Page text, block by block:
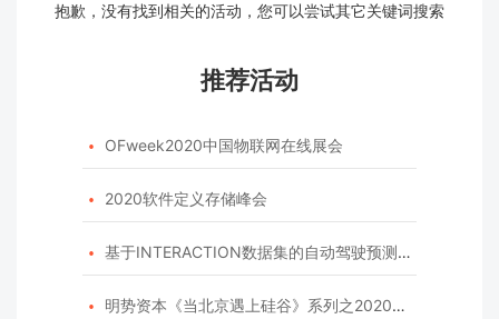
抱歉，没有找到相关的活动，您可以尝试其它关键词搜索
推荐活动
 OFweek2020中国物联网在线展会
 2020软件定义存储峰会
 基于INTERACTION数据集的自动驾驶预测模型挑战赛
 明势资本《当北京遇上硅谷》系列之2020年度开源峰会